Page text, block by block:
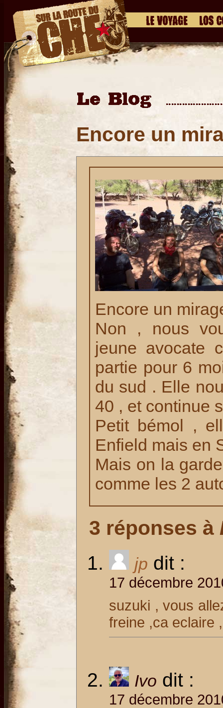
Encore un
Encore un
Non , nous
jeune avocate
partie pour 6
du sud . Elle
40 , et continue
Petit bémol ,
Enfield mais en
Mais on la
comme les 2
3 réponses à
jp dit :
17 décembre
suzuki , vous
freine ,ca eclaire
Ivo dit :
17 décembre